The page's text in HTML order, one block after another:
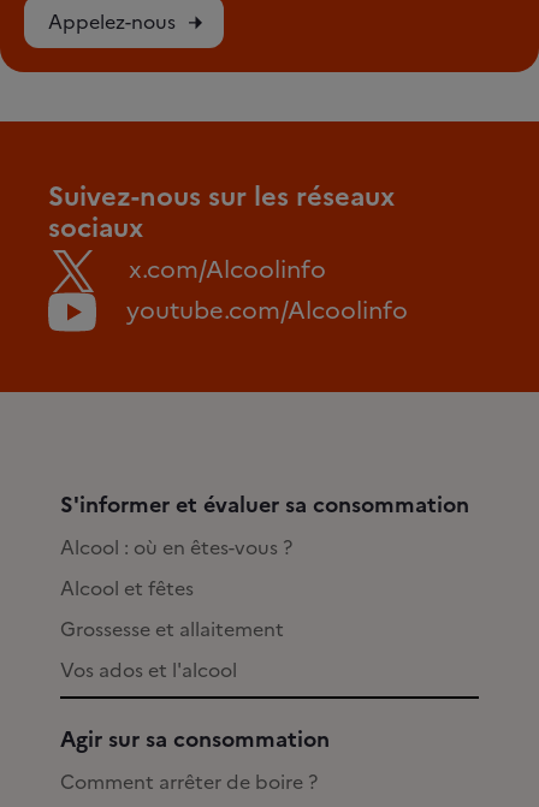
Appelez-nous
Suivez-nous sur les réseaux
sociaux
x.com/Alcoolinfo
youtube.com/Alcoolinfo
S'informer et évaluer sa consommation
Alcool : où en êtes-vous ?
Alcool et fêtes
Grossesse et allaitement
Vos ados et l'alcool
Agir sur sa consommation
Comment arrêter de boire ?